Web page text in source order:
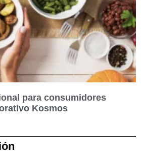
para consumidores
Kosmos